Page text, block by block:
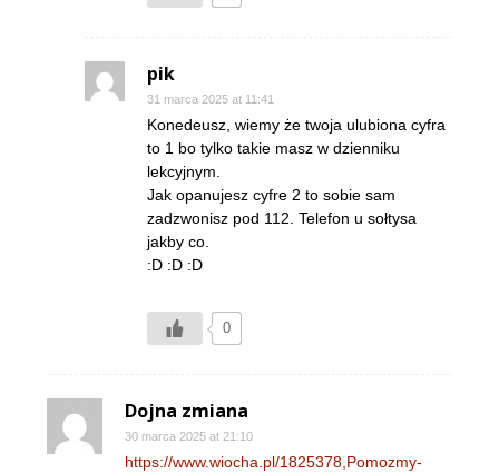
pik
31 marca 2025 at 11:41
Konedeusz, wiemy że twoja ulubiona cyfra
to 1 bo tylko takie masz w dzienniku
lekcyjnym.
Jak opanujesz cyfre 2 to sobie sam
zadzwonisz pod 112. Telefon u sołtysa
jakby co.
:D :D :D
0
Dojna zmiana
30 marca 2025 at 21:10
https://www.wiocha.pl/1825378,Pomozmy-